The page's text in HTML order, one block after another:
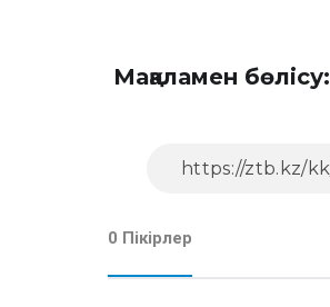
Мақаламен бөлісу:
0 Пікірлер